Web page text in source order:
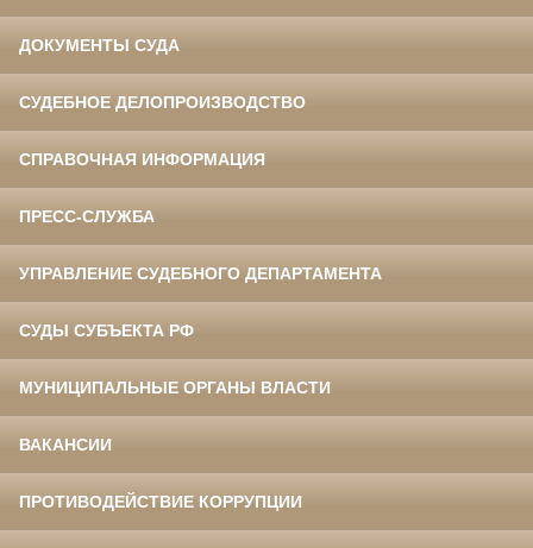
ДОКУМЕНТЫ СУДА
СУДЕБНОЕ ДЕЛОПРОИЗВОДСТВО
СПРАВОЧНАЯ ИНФОРМАЦИЯ
ПРЕСС-СЛУЖБА
УПРАВЛЕНИЕ СУДЕБНОГО ДЕПАРТАМЕНТА
СУДЫ СУБЪЕКТА РФ
МУНИЦИПАЛЬНЫЕ ОРГАНЫ ВЛАСТИ
ВАКАНСИИ
ПРОТИВОДЕЙСТВИЕ КОРРУПЦИИ